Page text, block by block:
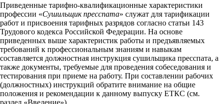
Приведенные тарифно-квалификационные характеристики
профессии «Сушильщик пресспата» служат для тарификации
работ и присвоения тарифных разрядов согласно статьи 143
Трудового кодекса Российской Федерации. На основе
приведенных выше характеристик работы и предъявляемых
требований к профессиональным знаниям и навыкам
составляется должностная инструкция сушильщика пресспата, а
также документы, требуемые для проведения собеседования и
тестирования при приеме на работу. При составлении рабочих
(должностных) инструкций обратите внимание на общие
положения и рекомендации к данному выпуску ЕТКС (см.
раздел «Введение»).